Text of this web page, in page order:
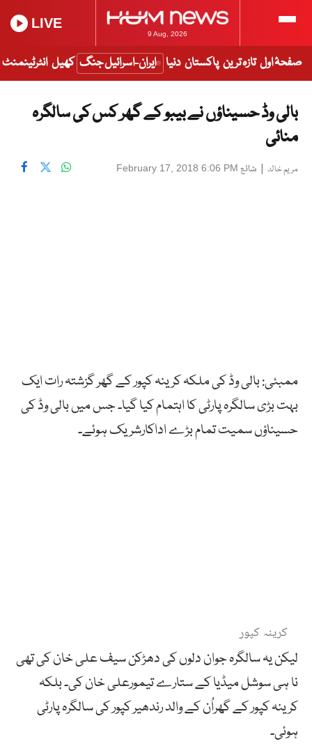
9 Aug, 2026
LIVE
صفحۂ اول تازہ ترین پاکستان دنیا ایران-اسرائیل جنگ کھیل انٹرٹینمنٹ
بالی وڈ حسیناؤں نے بیبو کے گھر کس کی سالگرہ
منائی
مریم خالد | شائع February 17, 2018 6:06 PM
ممبئی: بالی وڈ کی ملکہ کرینہ کپور کے گھر گزشتہ رات ایک
بہت بڑی سالگرہ پارٹی کا اہتمام کیا گیا۔ جس میں بالی وڈ کی
حسیناؤں سمیت تمام بڑے اداکارشریک ہوئے۔
کرینہ کپور
لیکن یہ سالگرہ جوان دلوں کی دھڑکن سیف علی خان کی تھی
نا ہی سوشل میڈیا کے ستارے تیمورعلی خان کی۔ بلکہ
کرینہ کپور کے گھراُن کے والد رندھیر کپور کی سالگرہ پارٹی
ہوئی۔